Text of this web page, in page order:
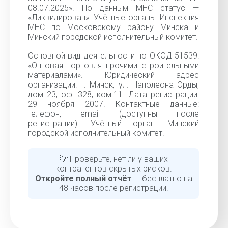
08.07.2025». По данным МНС статус —
«Ликвидирован». Учётные органы: Инспекция
МНС по Московскому району Минска и
Минский городской исполнительный комитет.
Основной вид деятельности по ОКЭД 51539:
«Оптовая торговля прочими строительными
материалами». Юридический адрес
организации: г. Минск, ул. Наполеона Орды,
дом 23, оф. 328, ком.11. Дата регистрации:
29 ноября 2007. Контактные данные:
телефон, email (доступны после
регистрации). Учётный орган: Минский
городской исполнительный комитет.
💡 Проверьте, нет ли у ваших
контрагентов скрытых рисков.
Откройте полный отчёт — бесплатно на
48 часов после регистрации.